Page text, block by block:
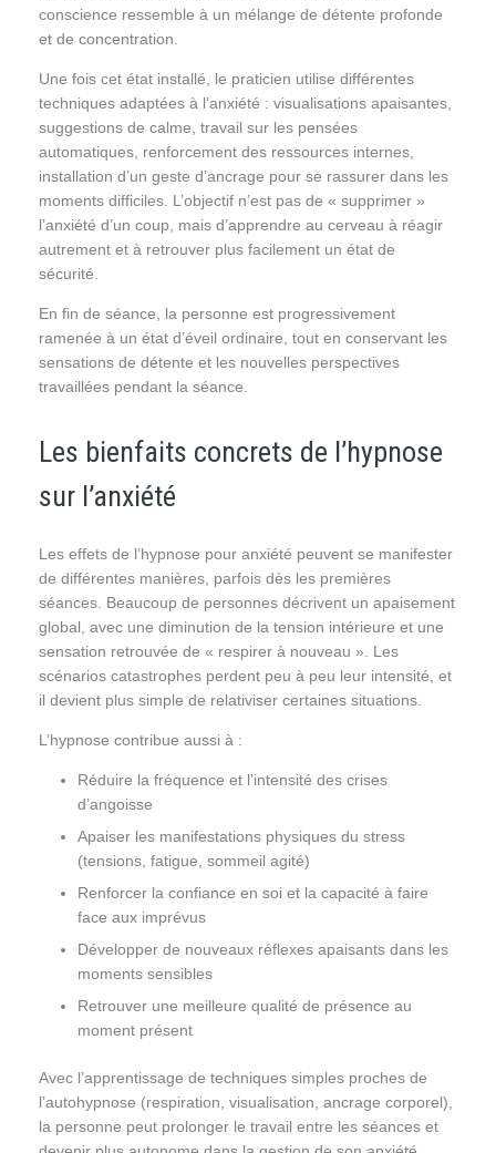
conscience ressemble à un mélange de détente profonde
et de concentration.
Une fois cet état installé, le praticien utilise différentes
techniques adaptées à l’anxiété : visualisations apaisantes,
suggestions de calme, travail sur les pensées
automatiques, renforcement des ressources internes,
installation d’un geste d’ancrage pour se rassurer dans les
moments difficiles. L’objectif n’est pas de « supprimer »
l’anxiété d’un coup, mais d’apprendre au cerveau à réagir
autrement et à retrouver plus facilement un état de
sécurité.
En fin de séance, la personne est progressivement
ramenée à un état d’éveil ordinaire, tout en conservant les
sensations de détente et les nouvelles perspectives
travaillées pendant la séance.
Les bienfaits concrets de l’hypnose
sur l’anxiété
Les effets de l’hypnose pour anxiété peuvent se manifester
de différentes manières, parfois dès les premières
séances. Beaucoup de personnes décrivent un apaisement
global, avec une diminution de la tension intérieure et une
sensation retrouvée de « respirer à nouveau ». Les
scénarios catastrophes perdent peu à peu leur intensité, et
il devient plus simple de relativiser certaines situations.
L’hypnose contribue aussi à :
Réduire la fréquence et l’intensité des crises
d’angoisse
Apaiser les manifestations physiques du stress
(tensions, fatigue, sommeil agité)
Renforcer la confiance en soi et la capacité à faire
face aux imprévus
Développer de nouveaux réflexes apaisants dans les
moments sensibles
Retrouver une meilleure qualité de présence au
moment présent
Avec l’apprentissage de techniques simples proches de
l’autohypnose (respiration, visualisation, ancrage corporel),
la personne peut prolonger le travail entre les séances et